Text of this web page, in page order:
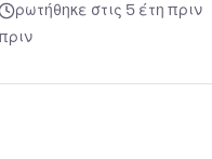
ρωτήθηκε στις 5 έτη πριν